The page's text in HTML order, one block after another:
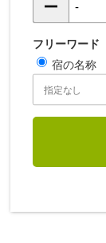
フリーワード
宿の名称